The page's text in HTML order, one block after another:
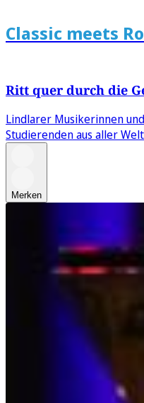
Classic meets
Ritt quer durch die
Lindlarer Musikerinnen
Studierenden aus aller
Merken